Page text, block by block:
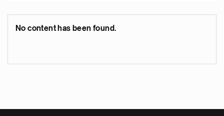
No content has been found.